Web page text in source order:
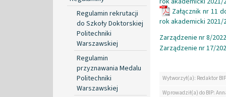
Regulamin rekrutacji
do Szkoły Doktorskiej
Politechniki
Warszawskiej
Regulamin
przyznawania Medalu
Politechniki
Warszawskiej
Załącznik nr 11
rok akademicki 2021/
Zarządzenie nr 8/
Zarządzenie nr 17/
Wytworzył(a): Redaktor BIP
Wprowadził(a) do BIP: